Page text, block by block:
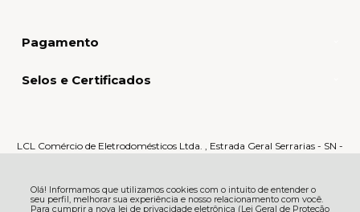
Olá! Informamos que utilizamos cookies com o intuito de entender o
seu perfil, melhorar sua experiência e nosso relacionamento com você.
Para cumprir a nova lei de privacidade eletrônica (Lei Geral de Proteção
Pagamento
Selos e Certificados
LCL Comércio de Eletrodomésticos Ltda. , Estrada Geral Serrarias - SN -
Serrarias - 88870-000 - Orleans - SC